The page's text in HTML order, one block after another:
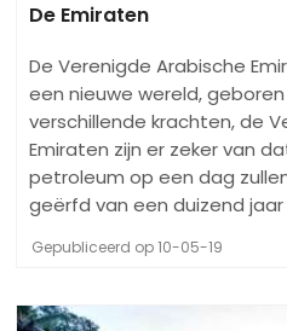
De Emiraten
De Verenigde Arabische
een nieuwe wereld,
verschillende krachten, de
Emiraten zijn er zeker van
petroleum op een dag
geërfd van een duizend
Gepubliceerd op 10-05-19